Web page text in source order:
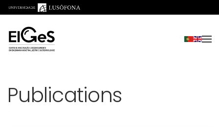
Skip to main content
Publications